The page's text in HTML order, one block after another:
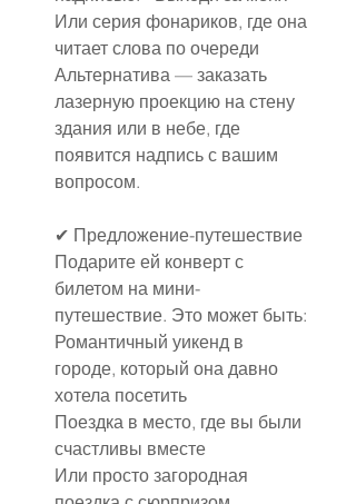
Или серия фонариков, где она
читает слова по очереди
Альтернатива — заказать
лазерную проекцию на стену
здания или в небе, где
появится надпись с вашим
вопросом.
✔ Предложение-путешествие
Подарите ей конверт с
билетом на мини-
путешествие. Это может быть:
Романтичный уикенд в
городе, который она давно
хотела посетить
Поездка в место, где вы были
счастливы вместе
Или просто загородная